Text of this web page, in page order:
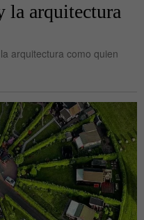
la arquitectura
arquitectura como quien